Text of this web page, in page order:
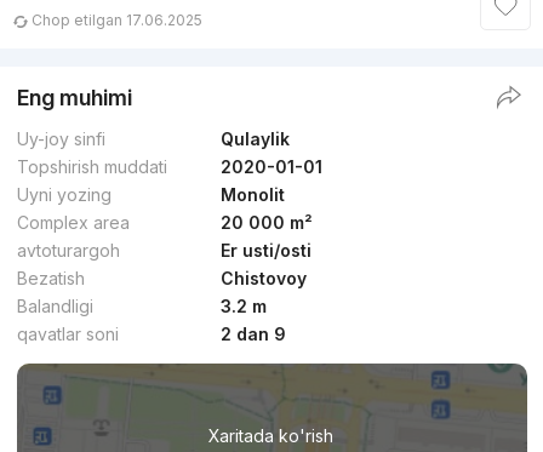
Chop etilgan 17.06.2025
Eng muhimi
Uy-joy sinfi
Qulaylik
Topshirish muddati
2020-01-01
Uyni yozing
Monolit
Complex area
20 000 m²
avtoturargoh
Er usti/osti
Bezatish
Chistovoy
Balandligi
3.2 m
qavatlar soni
2 dan 9
Xaritada ko'rish